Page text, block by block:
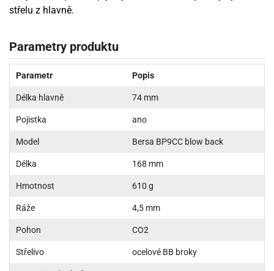
střelu z hlavně.
Parametry produktu
Parametr Popis
Délka hlavně 74 mm
Pojistka ano
Model Bersa BP9CC blow back
Délka 168 mm
Hmotnost 610 g
Ráže 4,5 mm
Pohon CO2
Střelivo ocelové BB broky